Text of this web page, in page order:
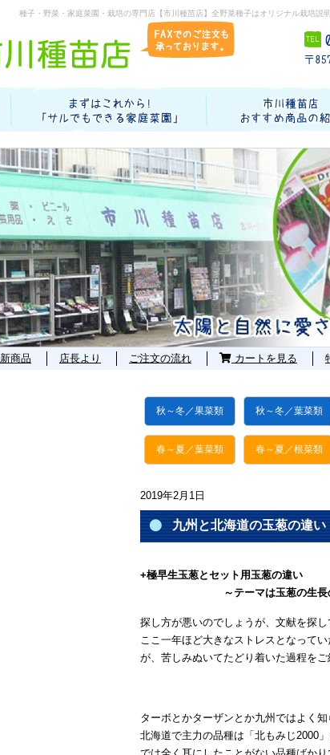
種子・野菜・家庭菜園・栽培の専門店【市川種苗店】全野菜種子はオリジナル栽培
新商品 店長より ご注文の流れ カートを見る
秋～冬／果菜類 秋～冬／葉菜類
春～夏／葉菜類 春～夏／根菜類
2019年2月1日
九州と北海道の玉葱の違い
+極早生玉葱とセット用玉葱の違い
～テーマは玉葱の生長のメ
探し方が悪いのでしょうが、文献を探
ここ一年ほど大きなストレスとなって
が、苦しみぬいてたどり着いた過程をご
ターボとかターザンとか九州ではよく
北海道で主力の品種は「北もみじ2000